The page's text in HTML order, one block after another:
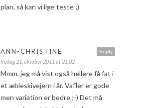
plan, så kan vi lige teste ;)
Reply
ANN-CHRISTINE
fredag 21. oktober 2011 at 21:02
Mmm, jeg må vist også hellere få fat i
et æbleskivejern i år. Vafler er gode
men variation er bedre ;-) Det må